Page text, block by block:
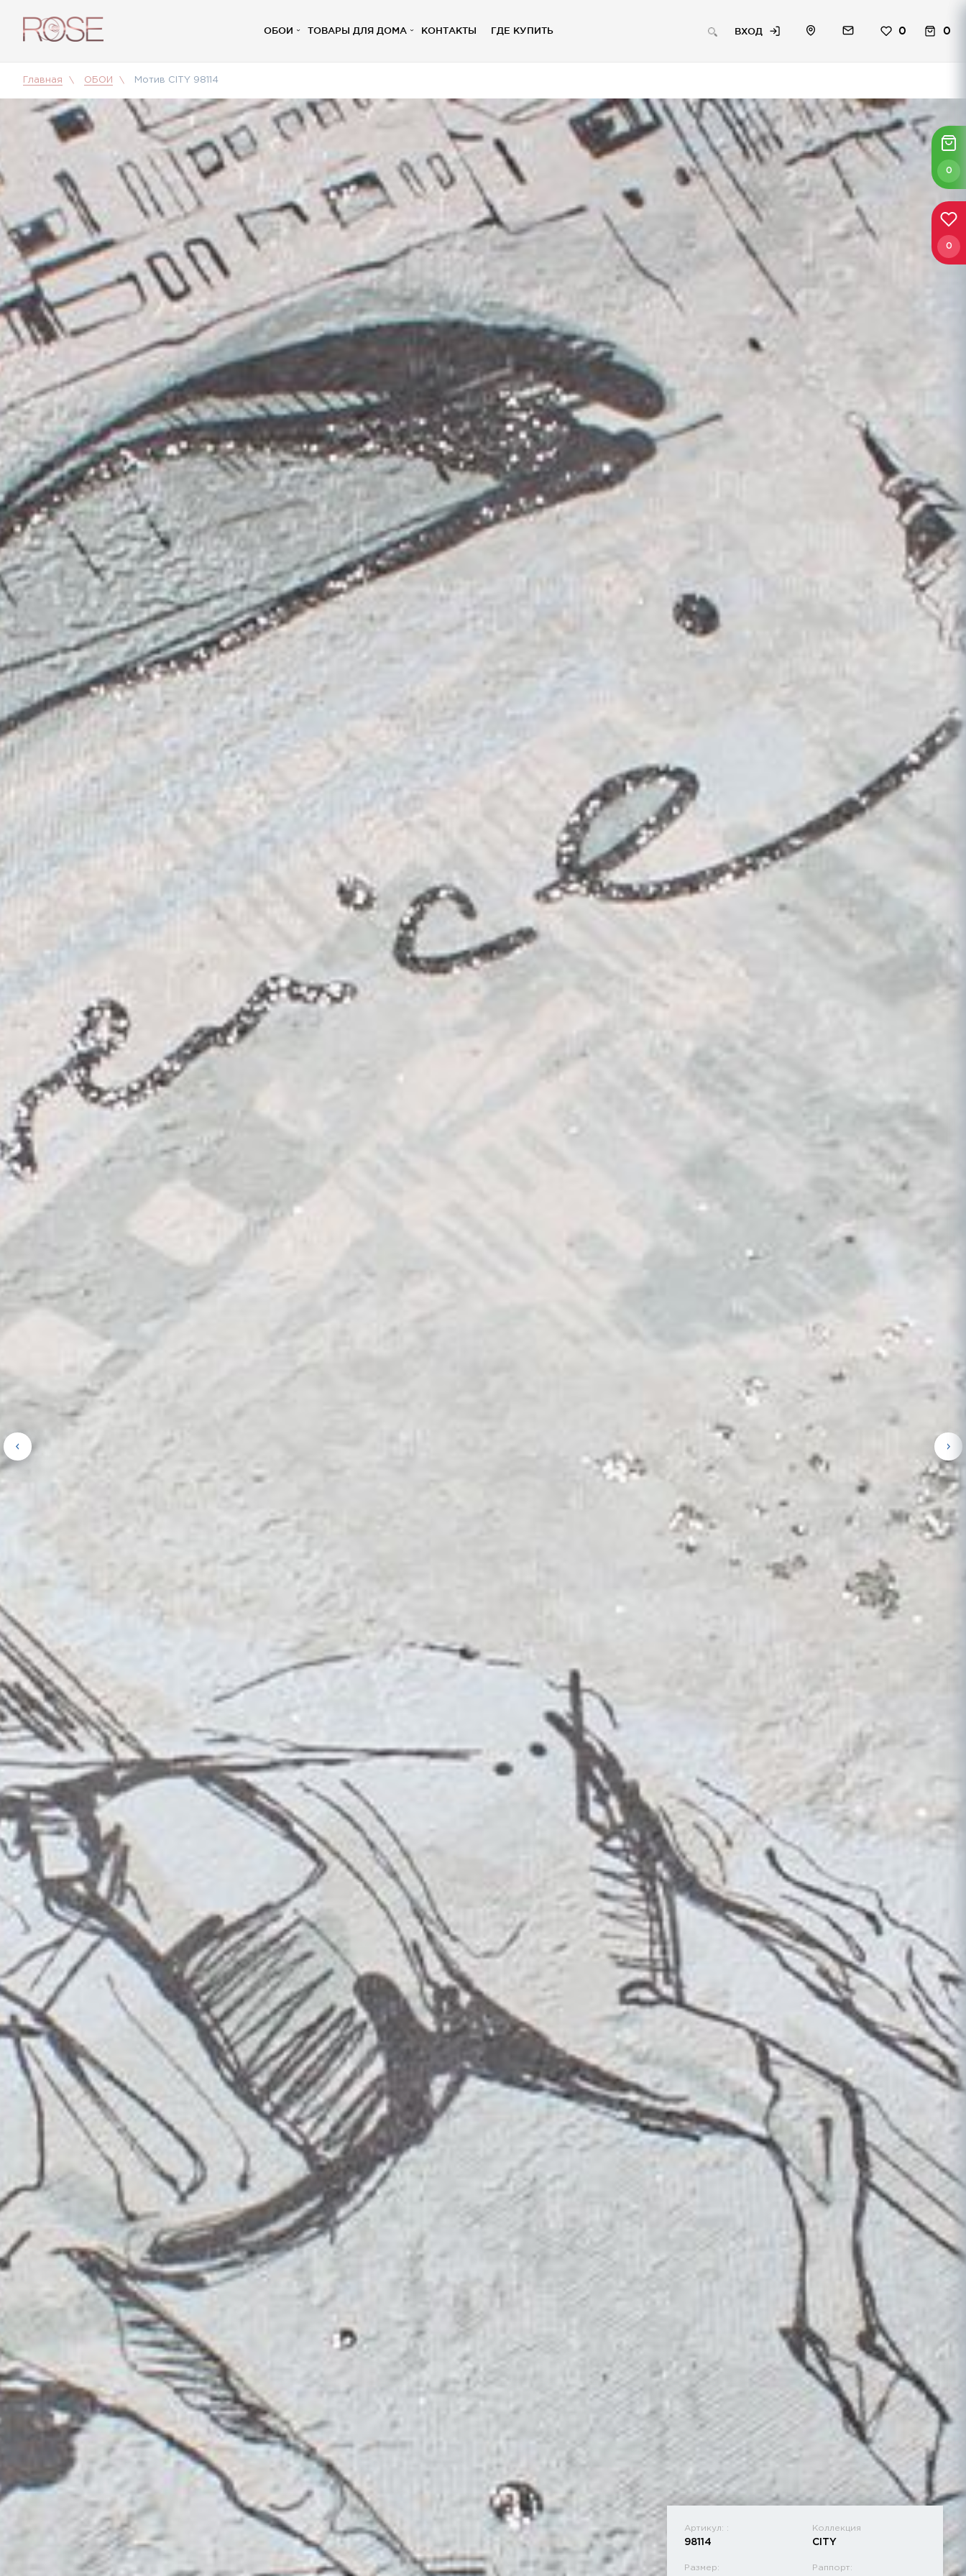
ОБОИ ТОВАРЫ ДЛЯ ДОМА КОНТАКТЫ ГДЕ КУПИТЬ ВХОД 0 0
0
0
Главная ОБОИ Мотив CITY 98114
Артикул: :
98114
Коллекция
CITY
Размер: Раппорт: